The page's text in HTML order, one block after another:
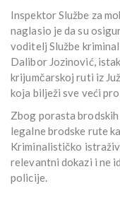
Inspektor Službe za
naglasio je da su
voditelj Službe
Dalibor Jozinović,
krijumčarskoj ruti iz
koja bilježi sve veći
Zbog porasta
legalne brodske rute
Kriminalističko
relevantni dokazi i ne
policije.